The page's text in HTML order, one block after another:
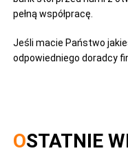
pełną współpracę.
Jeśli macie Państwo
odpowiedniego doradcy
OSTATNIE